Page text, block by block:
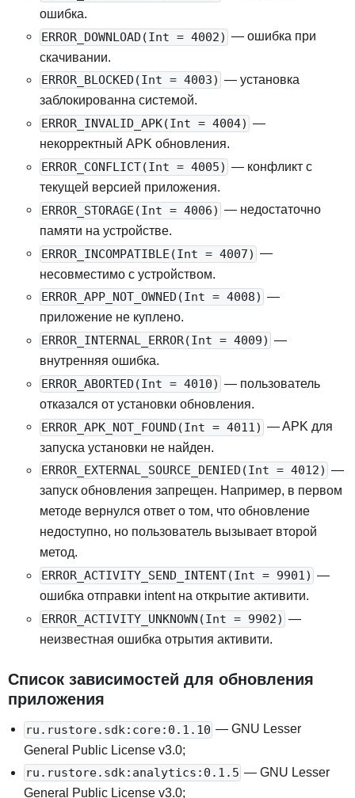
ошибка.
ERROR_DOWNLOAD(Int = 4002) — ошибка при
скачивании.
ERROR_BLOCKED(Int = 4003) — установка
заблокированна системой.
ERROR_INVALID_APK(Int = 4004) —
некорректный APK обновления.
ERROR_CONFLICT(Int = 4005) — конфликт с
текущей версией приложения.
ERROR_STORAGE(Int = 4006) — недостаточно
памяти на устройстве.
ERROR_INCOMPATIBLE(Int = 4007) —
несовместимо с устройством.
ERROR_APP_NOT_OWNED(Int = 4008) —
приложение не куплено.
ERROR_INTERNAL_ERROR(Int = 4009) —
внутренняя ошибка.
ERROR_ABORTED(Int = 4010) — пользователь
отказался от установки обновления.
ERROR_APK_NOT_FOUND(Int = 4011) — APK для
запуска установки не найден.
ERROR_EXTERNAL_SOURCE_DENIED(Int = 4012) —
запуск обновления запрещен. Например, в первом
методе вернулся ответ о том, что обновление
недоступно, но пользователь вызывает второй
метод.
ERROR_ACTIVITY_SEND_INTENT(Int = 9901) —
ошибка отправки intent на открытие активити.
ERROR_ACTIVITY_UNKNOWN(Int = 9902) —
неизвестная ошибка отрытия активити.
Список зависимостей для обновления
приложения
ru.rustore.sdk:core:0.1.10 — GNU Lesser
General Public License v3.0;
ru.rustore.sdk:analytics:0.1.5 — GNU Lesser
General Public License v3.0;